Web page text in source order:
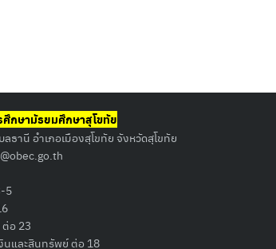
กษามัธยมศึกษาสุโขทัย
านี อำเภอเมืองสุโขทัย จังหวัดสุโขทัย
5
อ 23
นและสินทรัพย์ ต่อ 18